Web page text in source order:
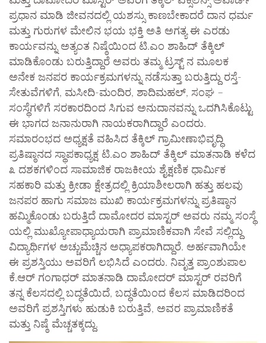
ಪ್ರಧಾನ ಮಾಡಿ ಜೀವನದಲ್ಲಿ ಯಶಸ್ಸು ಕಾಣಬೇಕಾದರೆ ದಾನ ಧರ್ಮ
ಮತ್ತು ಗುರುಗಳ ಮೇಲಿನ ಭಯ ಭಕ್ತಿ ಅತಿ ಅಗತ್ಯ ಈ ಎರಡು
ಕಾರ್ಯವನ್ನು ಅತ್ಯಂತ ನಿಷ್ಠೆಯಿಂದ ಟಿ.ಎಂ ಶಾಹಿದ್ ತೆಕ್ಕಿಲ್
ಮಾಡಿಕೊಂಡು ಬರುತ್ತಿದ್ದಾರೆ ಅವರು ತಮ್ಮ ಟ್ರಸ್ಟ್ ನ ಮೂಲಕ
ಅನೇಕ ಜನಪರ ಕಾರ್ಯಕ್ರಮಗಳನ್ನು ನಡೆಸುತ್ತಾ ಬರುತ್ತಿದ್ದು ರಸ್ತೆ-
ಸೇತುವೆಗಳಿಗೆ, ಮಸೀದಿ-ಮಂದಿರ, ಶಾದಿಮಹಲ್, ಸಂಘ –
ಸಂಸ್ಥೆಗಳಿಗೆ ಸರಕಾರದಿಂದ ಸಿಗುವ ಅನುದಾನವನ್ನು ಒದಗಿಸಿಕೊಟ್ಟು
ಈ ಭಾಗದ ಜನಾನುರಾಗಿ ನಾಯಕರಾಗಿದ್ದಾರೆ ಎಂದರು.
ಸಮಾರಂಭದ ಅಧ್ಯಕ್ಷತೆ ವಹಿಸಿದ ತೆಕ್ಕಿಲ್ ಗ್ರಾಮೀಣಾಭಿವೃದ್ಧಿ
ಪ್ರತಿಷ್ಠಾನದ ಸ್ಥಾಪಕಾಧ್ಯಕ್ಷ ಟಿ.ಎಂ ಶಾಹಿದ್ ತೆಕ್ಕಿಲ್ ಮಾತನಾಡಿ ಕಳೆದ
೩ ದಶಕಗಳಿಂದ ಸಾಮಾಜಿಕ ರಾಜಕೀಯ ಶೈಕ್ಷಣಿಕ ಧಾರ್ಮಿಕ
ಸಹಕಾರಿ ಮತ್ತು ಕ್ರೀಡಾ ಕ್ಷೇತ್ರದಲ್ಲಿ ಕ್ರಿಯಾಶೀಲರಾಗಿ ಹತ್ತು ಹಲವು
ಜನಪರ ಹಾಗು ಸಮಾಜ ಮುಖಿ ಕಾರ್ಯಕ್ರಮಗಳನ್ನು ಪ್ರತಿಷ್ಠಾನ
ಹಮ್ಮಿಕೊಂಡು ಬರುತ್ತಿದೆ ದಾಮೋದರ ಮಾಸ್ಟರ್ ಅವರು ನಮ್ಮ ಸಂಸ್ಥೆ
ಯಲ್ಲಿ ಮುಖ್ಯೋಪಾಧ್ಯಾಯರಾಗಿ ಪ್ರಾಮಾಣಿಕವಾಗಿ ಸೇವೆ ಸಲ್ಲಿದ್ದು
ವಿದ್ಯಾರ್ಥಿಗಳ ಅಚ್ಚುಮೆಚ್ಚಿನ ಅಧ್ಯಾಪಕರಾಗಿದ್ದಾರೆ. ಅರ್ಹವಾಗಿಯೇ
ಈ ಪ್ರಶಸ್ತಿಯು ಅವರಿಗೆ ಲಭಿಸಿದೆ ಎಂದರು. ನಿವೃತ್ತ ಪ್ರಾಂಶುಪಾಲ
ಕೆ.ಆರ್ ಗಂಗಾಧರ್ ಮಾತನಾಡಿ ದಾಮೋದರ್ ಮಾಸ್ಟರ್ ರವರಿಗೆ
ತನ್ನ ಕೆಲಸದಲ್ಲಿ ಬದ್ಧತೆಯಿದೆ, ಬದ್ಧತೆಯಿಂದ ಕೆಲಸ ಮಾಡಿದರಿಂದ
ಅವರಿಗೆ ಪ್ರಶಸ್ತಿಗಳು ಹುಡುಕಿ ಬರುತ್ತಿವೆ, ಅವರ ಪ್ರಾಮಾಣಿಕತೆ
ಮತ್ತು ನಿಷ್ಠೆ ಮೆಚ್ಚತಕ್ಕದ್ದು.